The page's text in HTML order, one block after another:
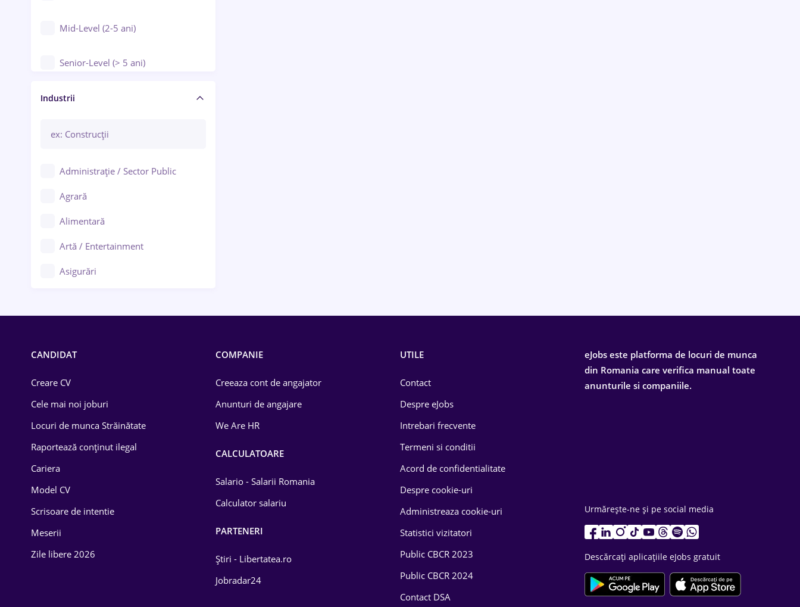
Mid-Level (2-5 ani)
Senior-Level (> 5 ani)
Manager / Executiv
Industrii
Administrație / Sector Public
Agrară
Alimentară
Artă / Entertainment
Asigurări
Drept
Educație / Training
Energetică
Farma
CANDIDAT
Creare CV
Cele mai noi joburi
Locuri de munca Străinătate
Raportează conținut ilegal
Cariera
Model CV
Scrisoare de intentie
Meserii
Zile libere 2026
COMPANIE
Creeaza cont de angajator
Anunturi de angajare
We Are HR
CALCULATOARE
Salario - Salarii Romania
Calculator salariu
PARTENERI
Știri - Libertatea.ro
Jobradar24
UTILE
Contact
Despre eJobs
Intrebari frecvente
Termeni si conditii
Acord de confidentialitate
Despre cookie-uri
Administreaza cookie-uri
Statistici vizitatori
Public CBCR 2023
Public CBCR 2024
Contact DSA
eJobs este platforma de locuri de munca
din Romania care verifica manual toate
anunturile si companiile.
Urmărește-ne și pe social media
Descărcați aplicațiile eJobs gratuit